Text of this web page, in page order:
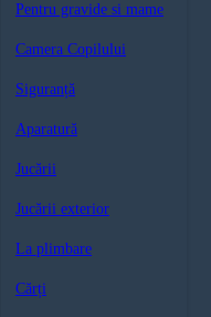
Pentru gravide si mame
Camera Copilului
Siguranță
Aparatură
Jucării
Jucării exterior
La plimbare
Cărți